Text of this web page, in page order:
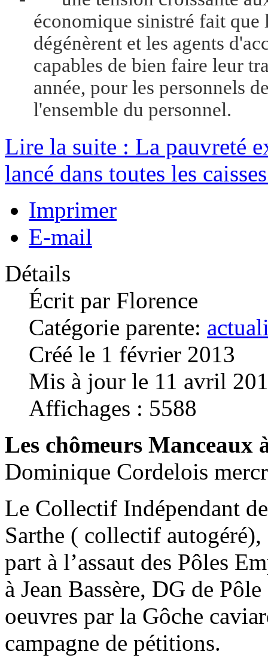
économique sinistré fait que
dégénèrent et les agents
capables de bien faire leur
année, pour les personnels
l'ensemble du personnel.
Lire la suite : La pauvreté
lancé dans toutes les
Imprimer
E-mail
Détails
Écrit par Florence
Catégorie parente:
Créé le 1 février 2013
Mis à jour le 11 avril
Affichages : 5588
Les chômeurs Manceaux
Dominique Cordelois
Le Collectif Indépendant
Sarthe ( collectif
part à l’assaut des Pôles
à Jean Bassère, DG de
oeuvres par la Gôche
campagne de pétitions.